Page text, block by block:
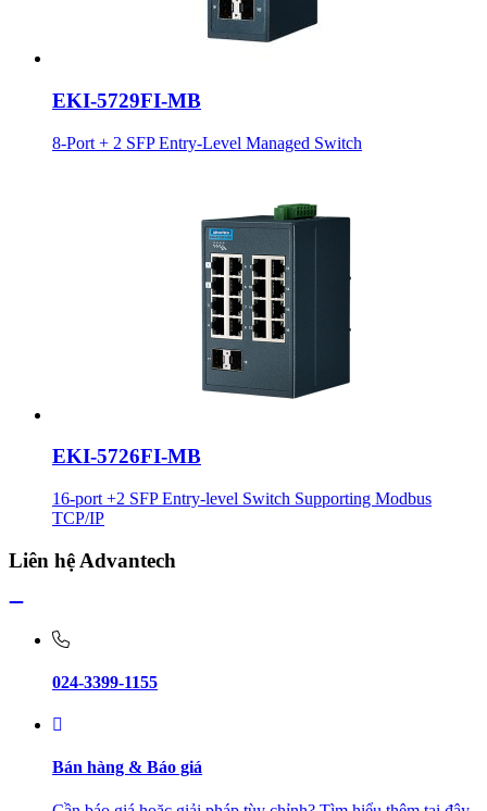
EKI-5729FI-MB
8-Port + 2 SFP Entry-Level Managed Switch
EKI-5726FI-MB
16-port +2 SFP Entry-level Switch Supporting Modbus
TCP/IP
Liên hệ Advantech
024-3399-1155
Bán hàng & Báo giá